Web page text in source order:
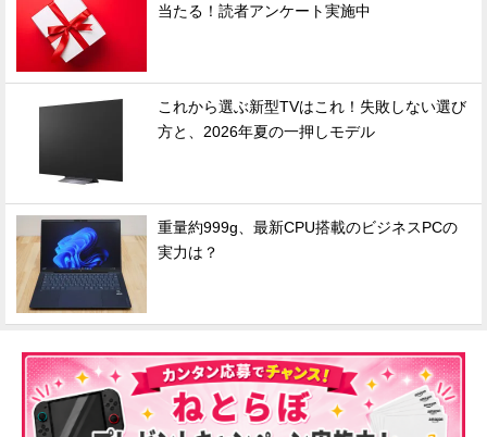
当たる！読者アンケート実施中
これから選ぶ新型TVはこれ！失敗しない選び
方と、2026年夏の一押しモデル
重量約999g、最新CPU搭載のビジネスPCの
実力は？